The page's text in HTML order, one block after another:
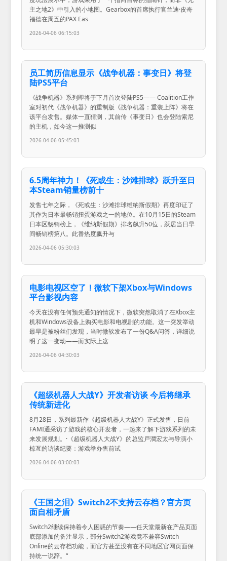
主之地2》中引入的小地图。Gearbox的首席执行官兰迪·皮奇
福德在周五的PAX Eas
2026-04-06 06:15:03
员工简历信息显示《战争机器：事变日》将登
陆PS5平台
《战争机器》系列即将于下月首次登陆PS5—— Coalition工作
室对初代《战争机器》的重制版《战争机器：重装上阵》将在
该平台发售。媒体一直猜测，其前传《事变日》也会登陆索尼
的主机，如今这一推测似
2026-04-06 05:45:03
6.5周年神力！《死或生：沙滩排球》跃升至日
本Steam销量榜前十
发售七年之际，《死或生：沙滩排球维纳斯假期》再度印证了
其作为日本最畅销扭蛋游戏之一的地位。在10月15日的Steam
日本区畅销榜上，《维纳斯假期》排名飙升50位，跃居当日早
间畅销榜第八。此番热度飙升与
2026-04-06 05:30:03
电影电视区空了！微软下架Xbox与Windows
平台影视内容
今天在没有任何预先通知的情况下，微软突然取消了在Xbox主
机和Windows设备上购买电影和电视剧的功能。这一突发举动
最早是被粉丝们发现，当时微软发布了一份Q&A问答，详细说
明了这一变动——而实际上这
2026-04-06 04:30:03
《超级机器人大战Y》开发者访谈 今后将继承
传统新进化
8月28日，系列最新作《超级机器人大战Y》正式发售，日前
FAMI通采访了游戏的核心开发者，一起来了解下游戏系列的未
来发展规划。·《超级机器人大战Y》的总监戸澗宏太与导演小
椋亙的访谈纪要：游戏举办售前试
2026-04-06 03:00:03
《王国之泪》Switch2不支持云存档？官方页
面自相矛盾
Switch2继续保持着令人困惑的节奏——任天堂最新在产品页面
底部添加的备注显示，部分Switch2游戏竟不兼容Switch
Online的云存档功能，而官方甚至没有在不同地区官网页面保
持统一说辞。“